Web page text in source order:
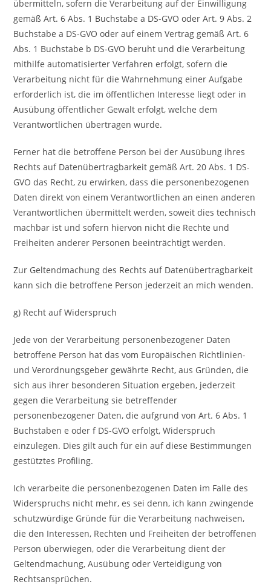
übermitteln, sofern die Verarbeitung auf der Einwilligung
gemäß Art. 6 Abs. 1 Buchstabe a DS-GVO oder Art. 9 Abs. 2
Buchstabe a DS-GVO oder auf einem Vertrag gemäß Art. 6
Abs. 1 Buchstabe b DS-GVO beruht und die Verarbeitung
mithilfe automatisierter Verfahren erfolgt, sofern die
Verarbeitung nicht für die Wahrnehmung einer Aufgabe
erforderlich ist, die im öffentlichen Interesse liegt oder in
Ausübung öffentlicher Gewalt erfolgt, welche dem
Verantwortlichen übertragen wurde.
Ferner hat die betroffene Person bei der Ausübung ihres
Rechts auf Datenübertragbarkeit gemäß Art. 20 Abs. 1 DS-
GVO das Recht, zu erwirken, dass die personenbezogenen
Daten direkt von einem Verantwortlichen an einen anderen
Verantwortlichen übermittelt werden, soweit dies technisch
machbar ist und sofern hiervon nicht die Rechte und
Freiheiten anderer Personen beeinträchtigt werden.
Zur Geltendmachung des Rechts auf Datenübertragbarkeit
kann sich die betroffene Person jederzeit an mich wenden.
g) Recht auf Widerspruch
Jede von der Verarbeitung personenbezogener Daten
betroffene Person hat das vom Europäischen Richtlinien-
und Verordnungsgeber gewährte Recht, aus Gründen, die
sich aus ihrer besonderen Situation ergeben, jederzeit
gegen die Verarbeitung sie betreffender
personenbezogener Daten, die aufgrund von Art. 6 Abs. 1
Buchstaben e oder f DS-GVO erfolgt, Widerspruch
einzulegen. Dies gilt auch für ein auf diese Bestimmungen
gestütztes Profiling.
Ich verarbeite die personenbezogenen Daten im Falle des
Widerspruchs nicht mehr, es sei denn, ich kann zwingende
schutzwürdige Gründe für die Verarbeitung nachweisen,
die den Interessen, Rechten und Freiheiten der betroffenen
Person überwiegen, oder die Verarbeitung dient der
Geltendmachung, Ausübung oder Verteidigung von
Rechtsansprüchen.